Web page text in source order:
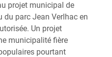
projet municipal de
du parc Jean Verlhac en
Un projet
municipalité fière
pourtant